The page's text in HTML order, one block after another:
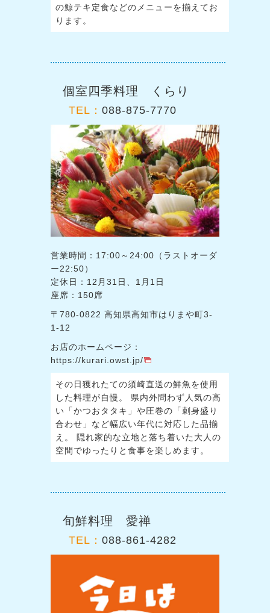
の鯨テキ定食などのメニューを揃えてお
ります。
個室四季料理 くらり
TEL： 088-875-7770
営業時間：17:00～24:00（ラストオーダ
ー22:50）
定休日：12月31日、1月1日
座席：150席
〒780-0822 高知県高知市はりまや町3-
1-12
お店のホームページ：
https://kurari.owst.jp/
その日獲れたての須崎直送の鮮魚を使用
した料理が自慢。 県内外問わず人気の高
い「かつおタタキ」や圧巻の「刺身盛り
合わせ」など幅広い年代に対応した品揃
え。 隠れ家的な立地と落ち着いた大人の
空間でゆったりと食事を楽しめます。
旬鮮料理 愛禅
TEL： 088-861-4282